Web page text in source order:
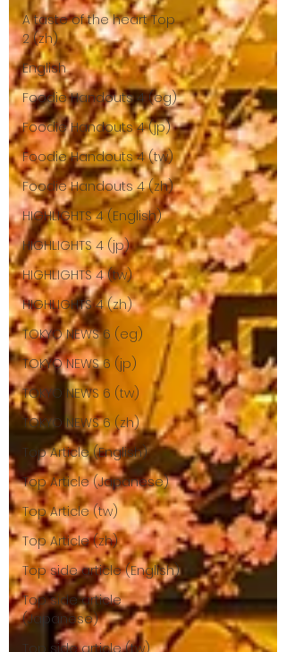
A taste of the heart Top
2 (zh)
English
Foodie Handouts 4 (eg)
Foodie Handouts 4 (jp)
Foodie Handouts 4 (tw)
Foodie Handouts 4 (zh)
HIGHLIGHTS 4 (English)
HIGHLIGHTS 4 (jp)
HIGHLIGHTS 4 (tw)
HIGHLIGHTS 4 (zh)
TOKYO NEWS 6 (eg)
TOKYO NEWS 6 (jp)
TOKYO NEWS 6 (tw)
TOKYO NEWS 6 (zh)
Top Article (English)
Top Article (Japanese)
Top Article (tw)
Top Article (zh)
Top side article (English)
Top side article
(Japanese)
Top side article (tw)